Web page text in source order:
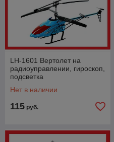
LH-1601 Вертолет на
радиоуправлении, гироскоп,
подсветка
Нет в наличии
115 руб.